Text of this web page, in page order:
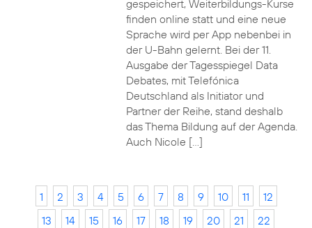
gespeichert, Weiterbildungs-Kurse
finden online statt und eine neue
Sprache wird per App nebenbei in
der U-Bahn gelernt. Bei der 11.
Ausgabe der Tagesspiegel Data
Debates, mit Telefónica
Deutschland als Initiator und
Partner der Reihe, stand deshalb
das Thema Bildung auf der Agenda.
Auch Nicole […]
1 2 3 4 5 6 7 8 9 10 11
12
13
14 15 16 17 18 19 20 21
22